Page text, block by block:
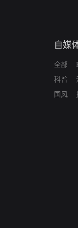
自媒
全部
科普
国风